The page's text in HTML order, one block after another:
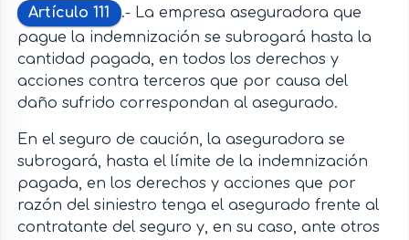
Artículo 111
.- La empresa aseguradora que
pague la indemnización se subrogará hasta la
cantidad pagada, en todos los derechos y
acciones contra terceros que por causa del
daño sufrido correspondan al asegurado.
En el seguro de caución, la aseguradora se
subrogará, hasta el límite de la indemnización
pagada, en los derechos y acciones que por
razón del siniestro tenga el asegurado frente al
contratante del seguro y, en su caso, ante otros